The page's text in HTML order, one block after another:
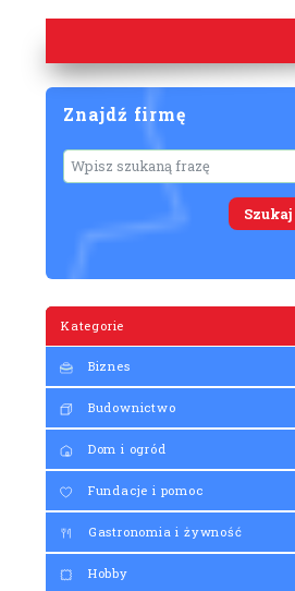
Znajdź firmę
Kategorie
Biznes
Budownictwo
Dom i ogród
Fundacje i pomoc
Gastronomia i żywność
Hobby